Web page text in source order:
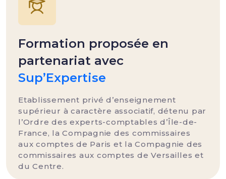
Formation proposée en
partenariat avec
Sup’Expertise
Etablissement privé d’enseignement
supérieur à caractère associatif, détenu par
l’Ordre des experts-comptables d’Île-de-
France, la Compagnie des commissaires
aux comptes de Paris et la Compagnie des
commissaires aux comptes de Versailles et
du Centre.